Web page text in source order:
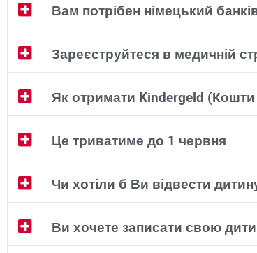
Вам потрібен німецький
Зареєструйтеся в медичній
Як отримати Kindergeld
Це триватиме до 1 червня
Чи хотіли б Ви відвести
Ви хочете записати свою